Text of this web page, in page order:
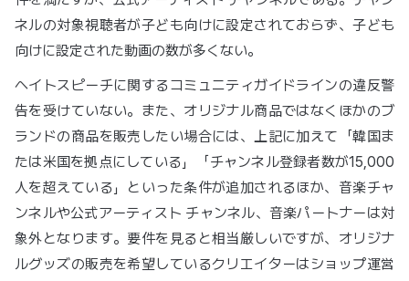
ネルの対象視聴者が子ども向けに設定されておらず、子ども
向けに設定された動画の数が多くない。
ヘイトスピーチに関するコミュニティガイドラインの違反警
告を受けていない。また、オリジナル商品ではなくほかのブ
ランドの商品を販売したい場合には、上記に加えて「韓国ま
たは米国を拠点にしている」「チャンネル登録者数が15,000
人を超えている」といった条件が追加されるほか、音楽チャ
ンネルや公式アーティスト チャンネル、音楽パートナーは対
象外となります。要件を見ると相当厳しいですが、オリジナ
ルグッズの販売を希望しているクリエイターはショップ運営